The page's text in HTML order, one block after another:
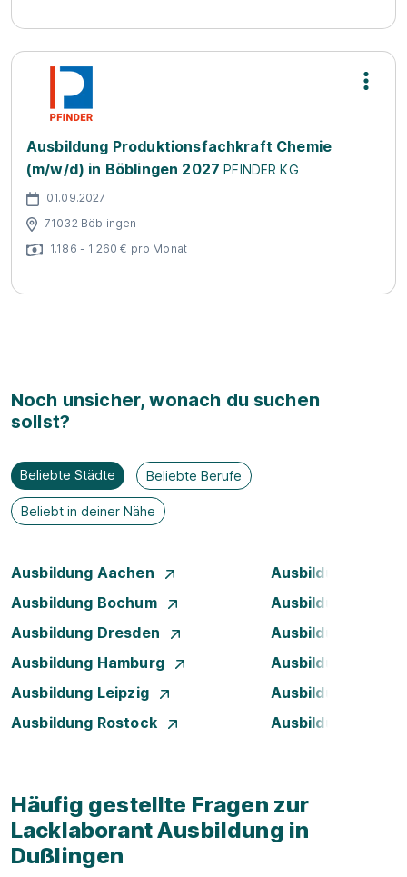
Ausbildung Produktionsfachkraft Chemie
(m/w/d) in Böblingen 2027 PFINDER KG
01.09.2027
71032 Böblingen
1.186 - 1.260 € pro Monat
Noch unsicher, wonach du suchen
sollst?
Beliebte Städte Beliebte Berufe
Beliebt in deiner Nähe
Ausbildung Aachen
Ausbildung
Ausbildung Bochum
Ausbildung Bonn
Ausbildung Dresden
Ausbildung
Ausbildung Hamburg
Ausbildung
Ausbildung Leipzig
Ausbildung
Ausbildung Rostock
Ausbildung
Häufig gestellte Fragen zur
Lacklaborant Ausbildung in
Dußlingen